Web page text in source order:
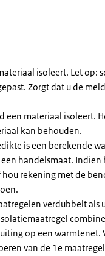
isoleert. Let op:
Zorgt dat u de
een materiaal isoleert.
kan behouden.
is een berekende
handelsmaat. Indien
rekening met de
verdubbelt als
op een warmtenet.
van de 1e